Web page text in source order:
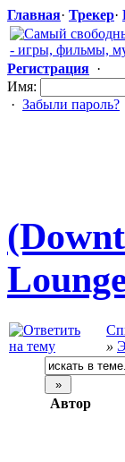
Главная· Трекер·
Регистрация ·
Имя:
· Забыли пароль?
»
Автор